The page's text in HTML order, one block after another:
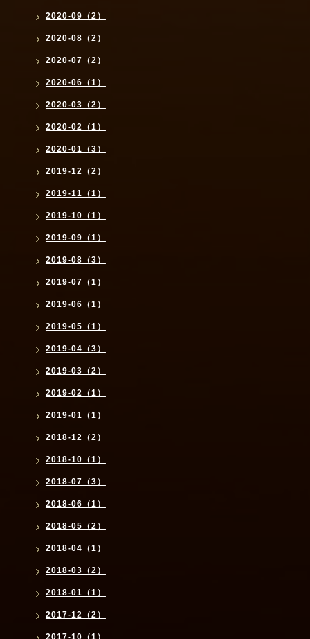
2020-09（2）
2020-08（2）
2020-07（2）
2020-06（1）
2020-03（2）
2020-02（1）
2020-01（3）
2019-12（2）
2019-11（1）
2019-10（1）
2019-09（1）
2019-08（3）
2019-07（1）
2019-06（1）
2019-05（1）
2019-04（3）
2019-03（2）
2019-02（1）
2019-01（1）
2018-12（2）
2018-10（1）
2018-07（3）
2018-06（1）
2018-05（2）
2018-04（1）
2018-03（2）
2018-01（1）
2017-12（2）